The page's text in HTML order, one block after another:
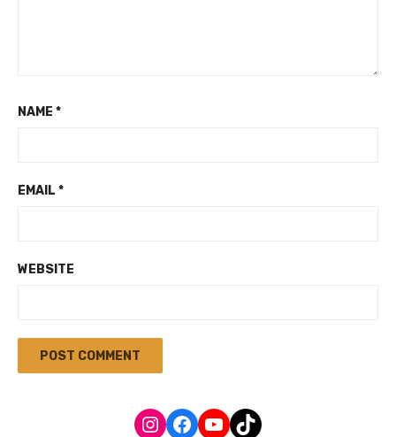
NAME *
EMAIL *
WEBSITE
Instagram
Facebook
YouTube
TikTok